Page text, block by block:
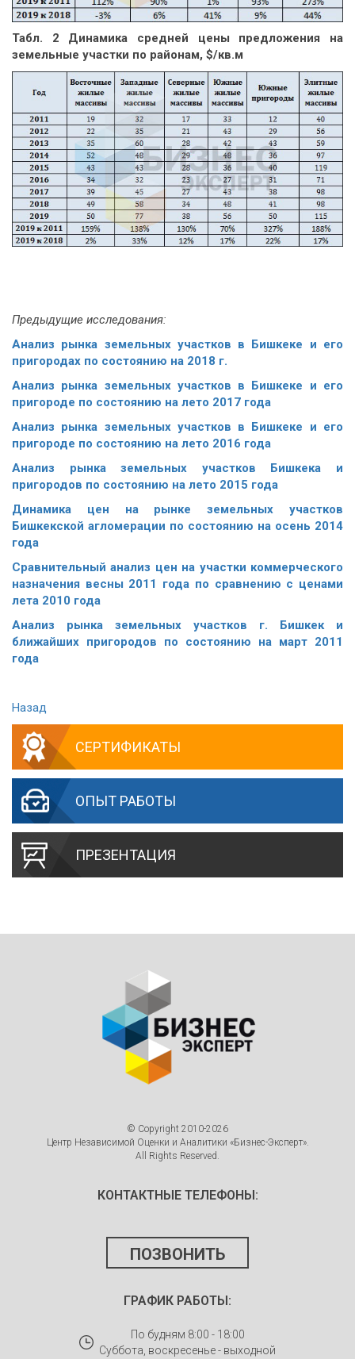
Табл. 2 Динамика средней цены предложения на
земельные участки по районам, $/кв.м
Предыдущие исследования:
Анализ рынка земельных участков в Бишкеке и его
пригородах по состоянию на 2018 г.
Анализ рынка земельных участков в Бишкеке и его
пригороде по состоянию на лето 2017 года
Анализ рынка земельных участков в Бишкеке и его
пригороде по состоянию на лето 2016 года
Анализ рынка земельных участков Бишкека и
пригородов по состоянию на лето 2015 года
Динамика цен на рынке земельных участков
Бишкекской агломерации по состоянию на осень 2014
года
Сравнительный анализ цен на участки коммерческого
назначения весны 2011 года по сравнению с ценами
лета 2010 года
Анализ рынка земельных участков г. Бишкек и
ближайших пригородов по состоянию на март 2011
года
Назад
СЕРТИФИКАТЫ
ОПЫТ РАБОТЫ
ПРЕЗЕНТАЦИЯ
© Copyright 2010-2026
Центр Независимой Оценки и Аналитики «Бизнес-Эксперт».
All Rights Reserved.
КОНТАКТНЫЕ ТЕЛЕФОНЫ:
ПОЗВОНИТЬ
ГРАФИК РАБОТЫ:
По будням 8:00 - 18:00
Суббота, воскресенье - выходной